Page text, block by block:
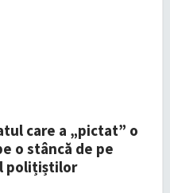
care a „pictat” o
o stâncă de pe
polițiștilor